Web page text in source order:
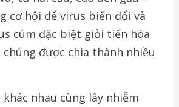
cơ hội để virus biến đổi và
cúm đặc biệt giỏi tiến hóa
chúng được chia thành nhiều
nhau cùng lây nhiễm